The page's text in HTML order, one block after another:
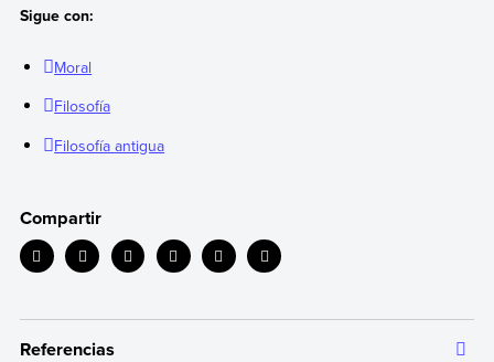
Sigue con:
Moral
Filosofía
Filosofía antigua
Compartir
Referencias